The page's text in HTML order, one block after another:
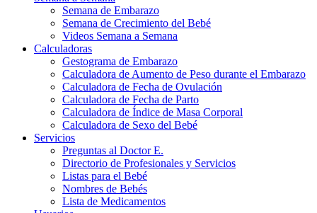
Semana de Embarazo
Semana de Crecimiento del Bebé
Videos Semana a Semana
Calculadoras
Gestograma de Embarazo
Calculadora de Aumento de Peso durante el Embarazo
Calculadora de Fecha de Ovulación
Calculadora de Fecha de Parto
Calculadora de Índice de Masa Corporal
Calculadora de Sexo del Bebé
Servicios
Preguntas al Doctor E.
Directorio de Profesionales y Servicios
Listas para el Bebé
Nombres de Bebés
Lista de Medicamentos